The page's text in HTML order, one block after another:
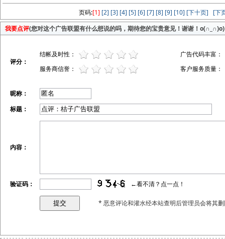
页码:[1] [2] [3] [4] [5] [6] [7] [8] [9] [10] [下十页]
[下
我要点评(您对这个广告联盟有什么想说的吗，期待您的宝贵意见！谢谢！o(∩_∩)o)
评分：
结帐及时性：
广告代码丰富：
服务商信誉：
客户服务质量：
昵称：
标题：
内容：
验证码： ←看不清？点一点！
* 恶意评论和灌水经本站查明后管理员会将其